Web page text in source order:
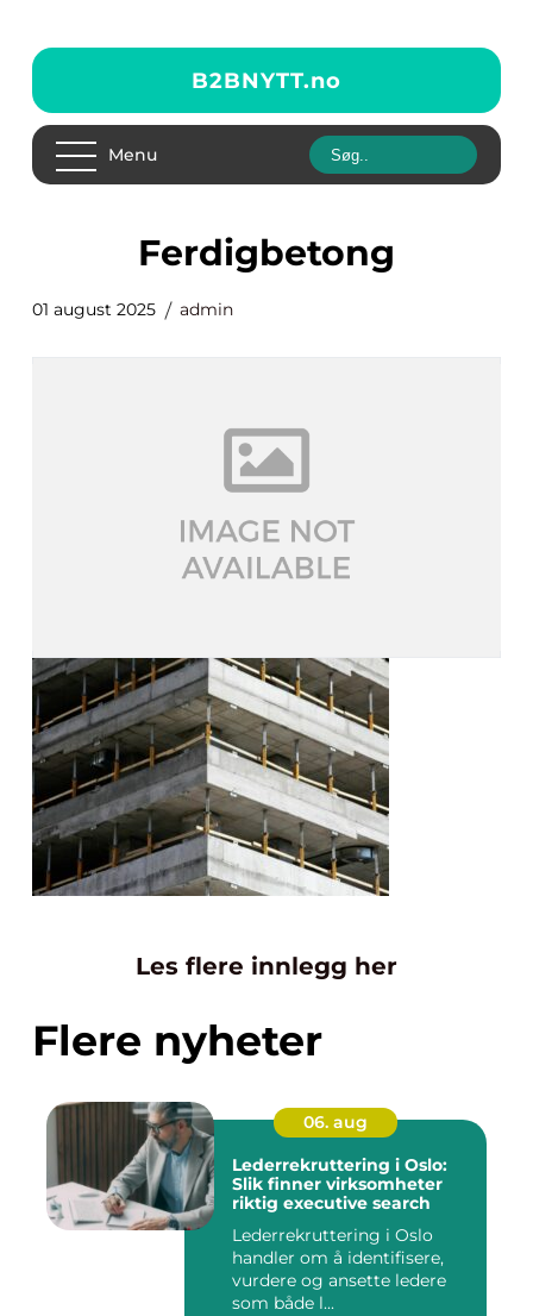
B2BNYTT.no
Menu
ferdigbetong
01 august 2025 admin
Les flere innlegg her
Flere nyheter
06. aug
Lederrekruttering i Oslo:
Slik finner virksomheter
riktig executive search
Lederrekruttering i Oslo
handler om å identifisere,
vurdere og ansette ledere
som både l...